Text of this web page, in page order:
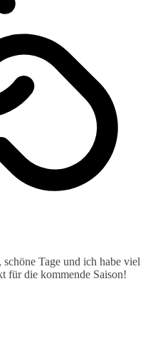
Tage und ich habe viel
für die kommende Saison!